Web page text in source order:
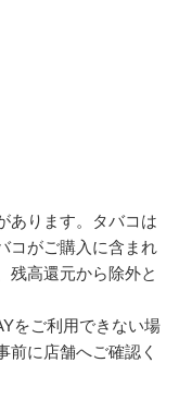
あります。タバコは
コがご購入に含まれ
残高還元から除外と
をご利用できない場
前に店舗へご確認く